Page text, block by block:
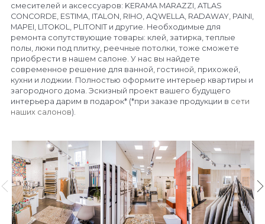
смесителей и аксессуаров: KERAMA MARAZZI, ATLAS
CONCORDE, ESTIMA, ITALON, RIHO, AQWELLA, RADAWAY, PAINI,
MAPEI, LITOKOL, PLITONIT и другие. Необходимые для
ремонта сопутствующие товары: клей, затирка, теплые
полы, люки под плитку, реечные потолки, тоже сможете
приобрести в нашем салоне. У нас вы найдете
современное решение для ванной, гостиной, прихожей,
кухни и лоджии. Полностью оформите интерьер квартиры и
загородного дома. Эскизный проект вашего будущего
интерьера дарим в подарок* (*при заказе продукции в сети
наших салонов).